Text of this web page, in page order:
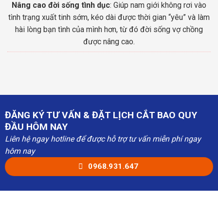
Nâng cao đời sống tình dục: Giúp nam giới không rơi vào
tình trạng xuất tinh sớm, kéo dài được thời gian “yêu” và làm
hài lòng bạn tình của mình hơn, từ đó đời sống vợ chồng
được nâng cao.
ĐĂNG KÝ TƯ VẤN & ĐẶT LỊCH CẮT BAO QUY
ĐẦU HÔM NAY
Liên hệ ngay hotline để được hỗ trợ tư vấn miễn phí ngay
hôm nay
0968.931.647